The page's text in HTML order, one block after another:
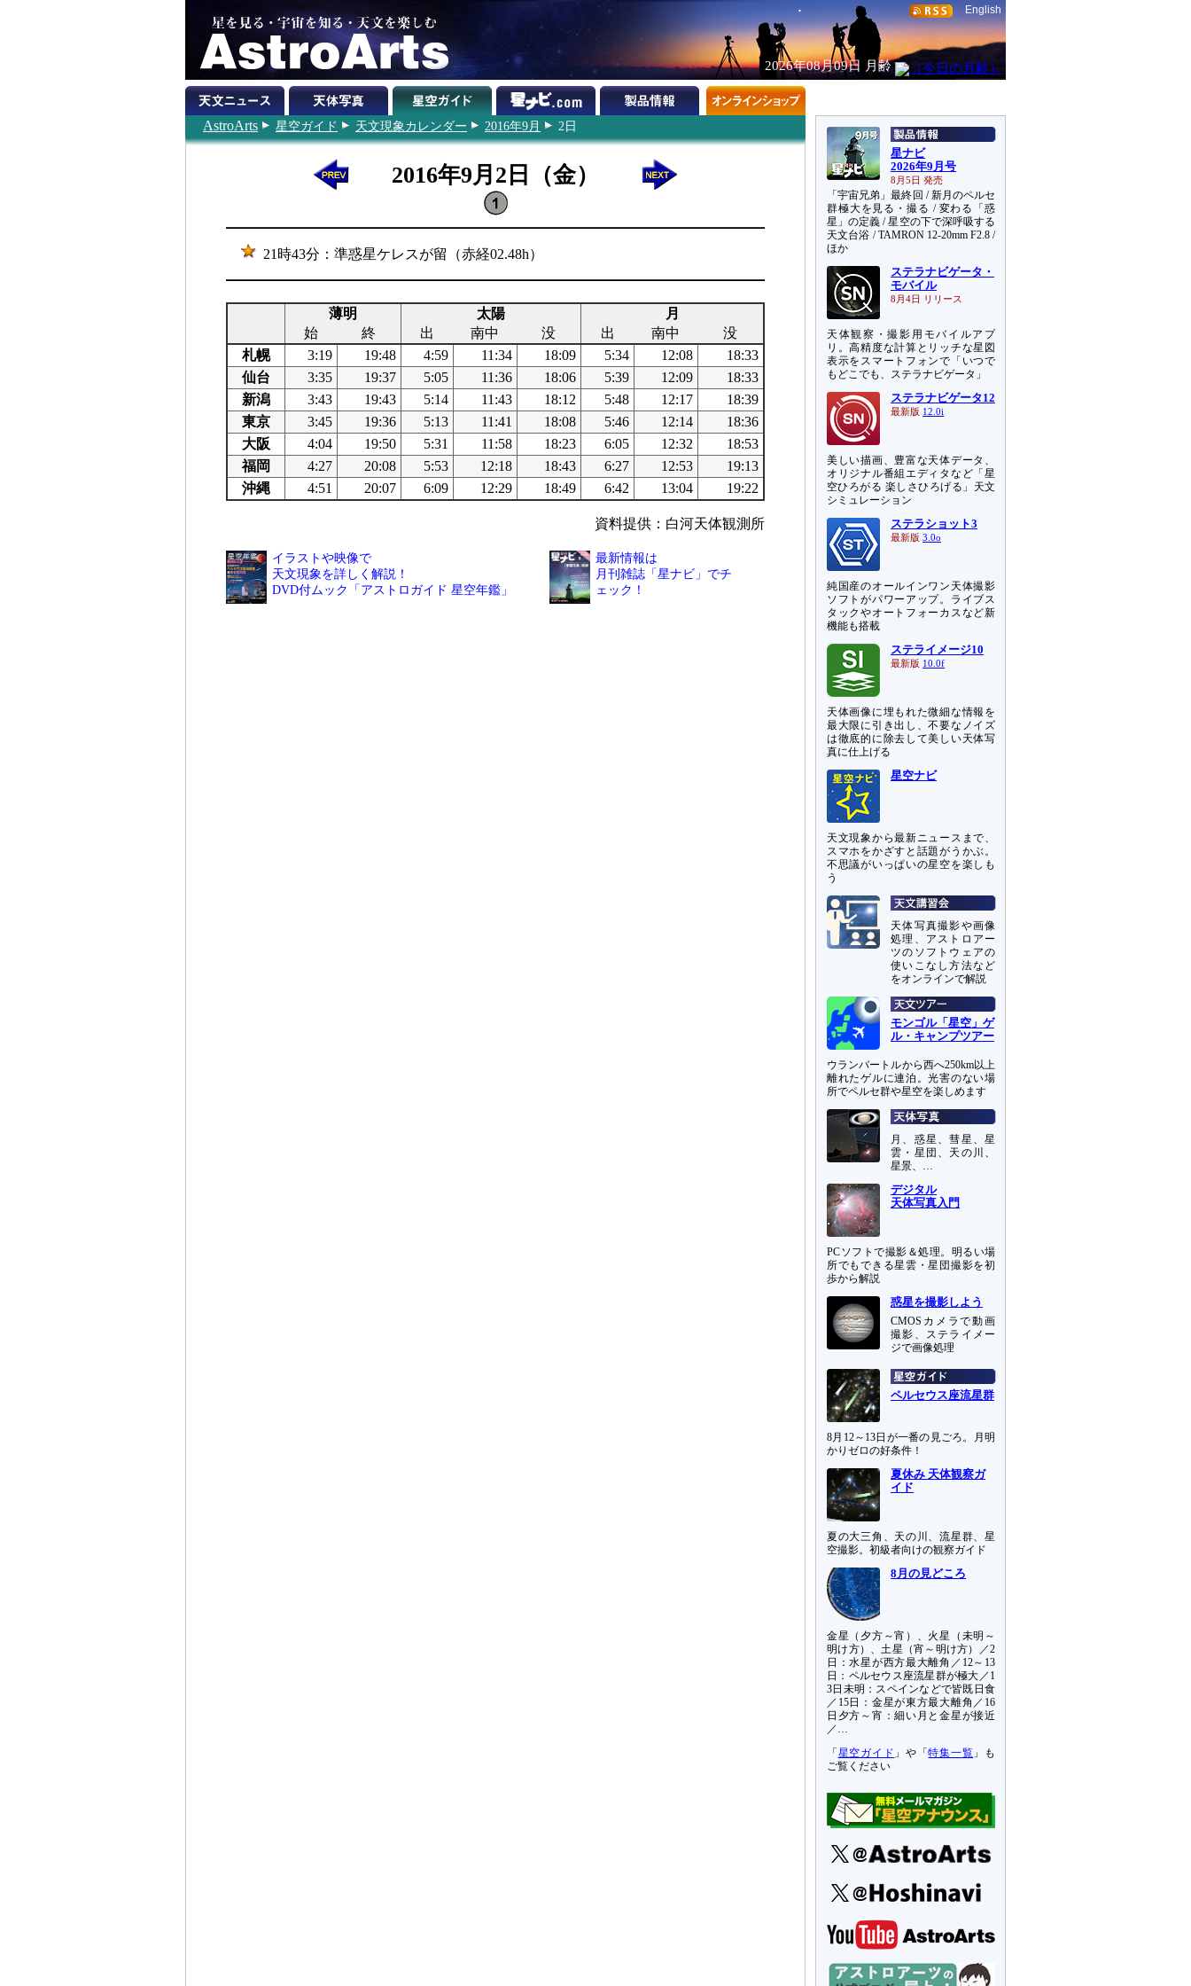
English
2026年08月09日 月齢
AstroArts 星空ガイド 天文現象カレンダー 2016年9月 2日
2016年9月2日（金）
21時43分：準惑星ケレスが留（赤経02.48h）
薄明 太陽
月
始
終 出 南中 没 出 南中
没
札幌
3:19 19:48 4:59 11:34 18:09 5:34 12:08
18:33
仙台
3:35 19:37 5:05 11:36 18:06 5:39 12:09
18:33
新潟
3:43 19:43 5:14 11:43 18:12 5:48 12:17
18:39
東京
3:45 19:36 5:13 11:41 18:08 5:46 12:14
18:36
大阪
4:04 19:50 5:31 11:58 18:23 6:05 12:32
18:53
福岡
4:27 20:08 5:53 12:18 18:43 6:27 12:53
19:13
沖縄
4:51 20:07 6:09 12:29 18:49 6:42 13:04 19:22
資料提供：白河天体観測所
イラストや映像で
天文現象を詳しく解説！
DVD付ムック「アストロガイド 星空年鑑」
最新情報は
月刊雑誌「星ナビ」でチ
ェック！
星ナビ
2026年9月号
8月5日 発売
「宇宙兄弟」最終回 / 新月のペルセ
群極大を見る・撮る / 変わる「惑
星」の定義 / 星空の下で深呼吸する
天文台浴 / TAMRON 12-20mm F2.8 /
ほか
ステラナビゲータ・
モバイル
8月4日 リリース
天体観察・撮影用モバイルアプ
リ。高精度な計算とリッチな星図
表示をスマートフォンで「いつで
もどこでも、ステラナビゲータ」
ステラナビゲータ12
最新版 12.0i
美しい描画、豊富な天体データ、
オリジナル番組エディタなど「星
空ひろがる 楽しさひろげる」天文
シミュレーション
ステラショット3
最新版 3.0o
純国産のオールインワン天体撮影
ソフトがパワーアップ。ライブス
タックやオートフォーカスなど新
機能も搭載
ステライメージ10
最新版 10.0f
天体画像に埋もれた微細な情報を
最大限に引き出し、不要なノイズ
は徹底的に除去して美しい天体写
真に仕上げる
星空ナビ
天文現象から最新ニュースまで、
スマホをかざすと話題がうかぶ。
不思議がいっぱいの星空を楽しも
う
天体写真撮影や画像
処理、アストロアー
ツのソフトウェアの
使いこなし方法など
をオンラインで解説
モンゴル「星空」ゲ
ル・キャンプツアー
ウランバートルから西へ250km以上
離れたゲルに連泊。光害のない場
所でペルセ群や星空を楽しめます
月、惑星、彗星、星
雲・星団、天の川、
星景、…
デジタル
天体写真入門
PCソフトで撮影＆処理。明るい場
所でもできる星雲・星団撮影を初
歩から解説
惑星を撮影しよう
CMOSカメラで動画
撮影、ステライメー
ジで画像処理
ペルセウス座流星群
8月12～13日が一番の見ごろ。月明
かりゼロの好条件！
夏休み 天体観察ガ
イド
夏の大三角、天の川、流星群、星
空撮影。初級者向けの観察ガイド
8月の見どころ
金星（夕方～宵）、火星（未明～
明け方）、土星（宵～明け方）／2
日：水星が西方最大離角／12～13
日：ペルセウス座流星群が極大／1
3日未明：スペインなどで皆既日食
／15日：金星が東方最大離角／16
日夕方～宵：細い月と金星が接近
／…
「 星空ガイド 」や「特集一覧 」も
ご覧ください